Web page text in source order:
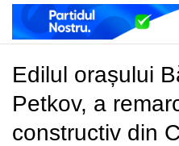
Edilul orașului
Petkov, a
constructiv din